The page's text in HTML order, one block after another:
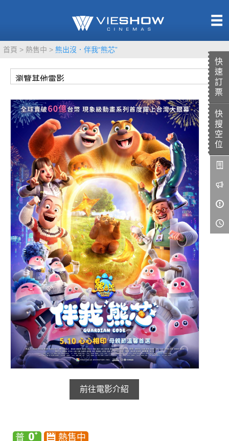
快
速
訂
票
快
搜
空
位
首頁 熱售中 熊出沒．伴我“熊芯”
前往電影介紹
TITAN SCREEN
MUCROWN
IMAX
4DX
VR 演唱會
GOLD CLASS
AD口述影像
LIVE演唱會
影城餐飲
UNICORN
影城公告
影城活動
中獎名單
合作夥伴
商家介紹
加入iShow
會員Q&A